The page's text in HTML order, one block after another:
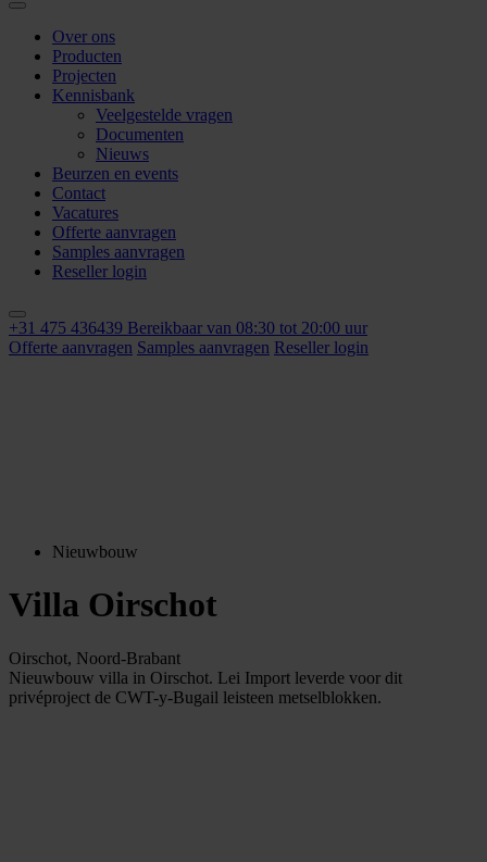
Over ons
Producten
Projecten
Kennisbank
Veelgestelde vragen
Documenten
Nieuws
Beurzen en events
Contact
Vacatures
Offerte aanvragen
Samples aanvragen
Reseller login
+31 475 436439 Bereikbaar van 08:30 tot 20:00 uur
Offerte aanvragen Samples aanvragen Reseller login
Nieuwbouw
Villa Oirschot
Oirschot, Noord-Brabant
Nieuwbouw villa in Oirschot. Lei Import leverde voor dit
privéproject de CWT-y-Bugail leisteen metselblokken.